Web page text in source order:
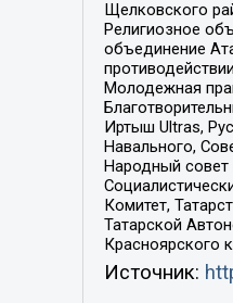
Щелковского
Религиозное
объединение
Молодежная
Иртыш Ultras,
Навального,
Народный совет
Комитет,
Татарской
Красноярского
Источник: